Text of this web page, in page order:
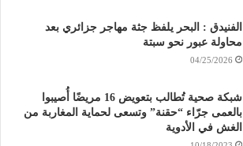
الفنيدق : البحر يلفظ جثة مهاجر جزائري بعد
محاولة عبور نحو سبتة
04/25/2026
شبكة صحية تُطالب بتعويض 16 مريضًا أُصيبوا
بالعمى جرّاء “حقنة” وتسعى لحماية المغاربة من
الغش في الأدوية